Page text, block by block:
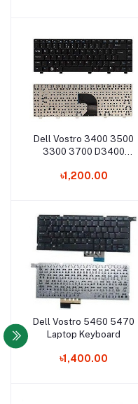
Add to cart
Dell Vostro 3400 3500
3300 3700 D3400
৳1,200.00
Add to cart
Dell Vostro 5460 5470
Laptop Keyboard
৳1,400.00